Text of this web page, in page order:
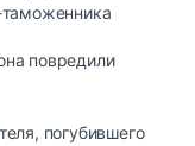
таможенника
повредили
погубившего